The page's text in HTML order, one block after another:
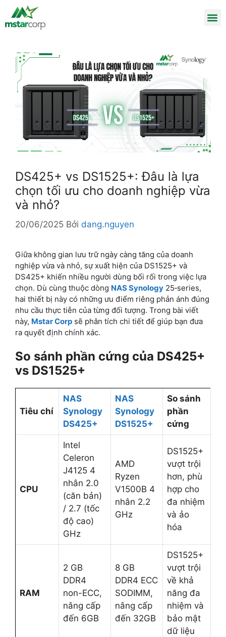
DS425+ vs DS1525+: Đâu là lựa
chọn tối ưu cho doanh nghiệp vừa
và nhỏ?
20/06/2025 Bởi dang.nguyen
Giữa không gian lưu trữ ngày càng tăng của doanh
nghiệp vừa và nhỏ, sự xuất hiện của DS1525+ và
DS425+ khiến nhiều người dùng bối rối trong việc lựa
chọn. Dù cùng thuộc dòng NAS Synology 25‑series,
hai thiết bị này có những ưu điểm riêng phản ánh đúng
nhu cầu thực tiễn của từng đối tượng. Trong bài viết
này, Mstar Corp sẽ phân tích chi tiết để giúp bạn đưa
ra quyết định chính xác.
So sánh phần cứng của DS425+
vs DS1525+
Tiêu chí
NAS
Synology
DS425+
NAS
Synology
DS1525+
So sánh
phần
cứng
CPU
Intel
Celeron
J4125 4
nhân 2.0
(căn bản)
/ 2.7 (tốc
độ cao)
GHz
AMD
Ryzen
V1500B 4
nhân 2.2
GHz
DS1525+
vượt trội
hơn, phù
hợp cho
đa nhiệm
và ảo
hóa
RAM
2 GB
DDR4
non-ECC,
nâng cấp
đến 6GB
8 GB
DDR4 ECC
SODIMM,
nâng cấp
đến 32GB
DS1525+
vượt trội
về khả
năng đa
nhiệm và
bảo mật
dữ liệu